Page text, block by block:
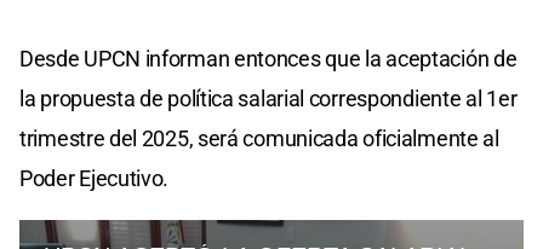
Desde UPCN informan entonces que la aceptación de
la propuesta de política salarial correspondiente al 1er
trimestre del 2025, será comunicada oficialmente al
Poder Ejecutivo.